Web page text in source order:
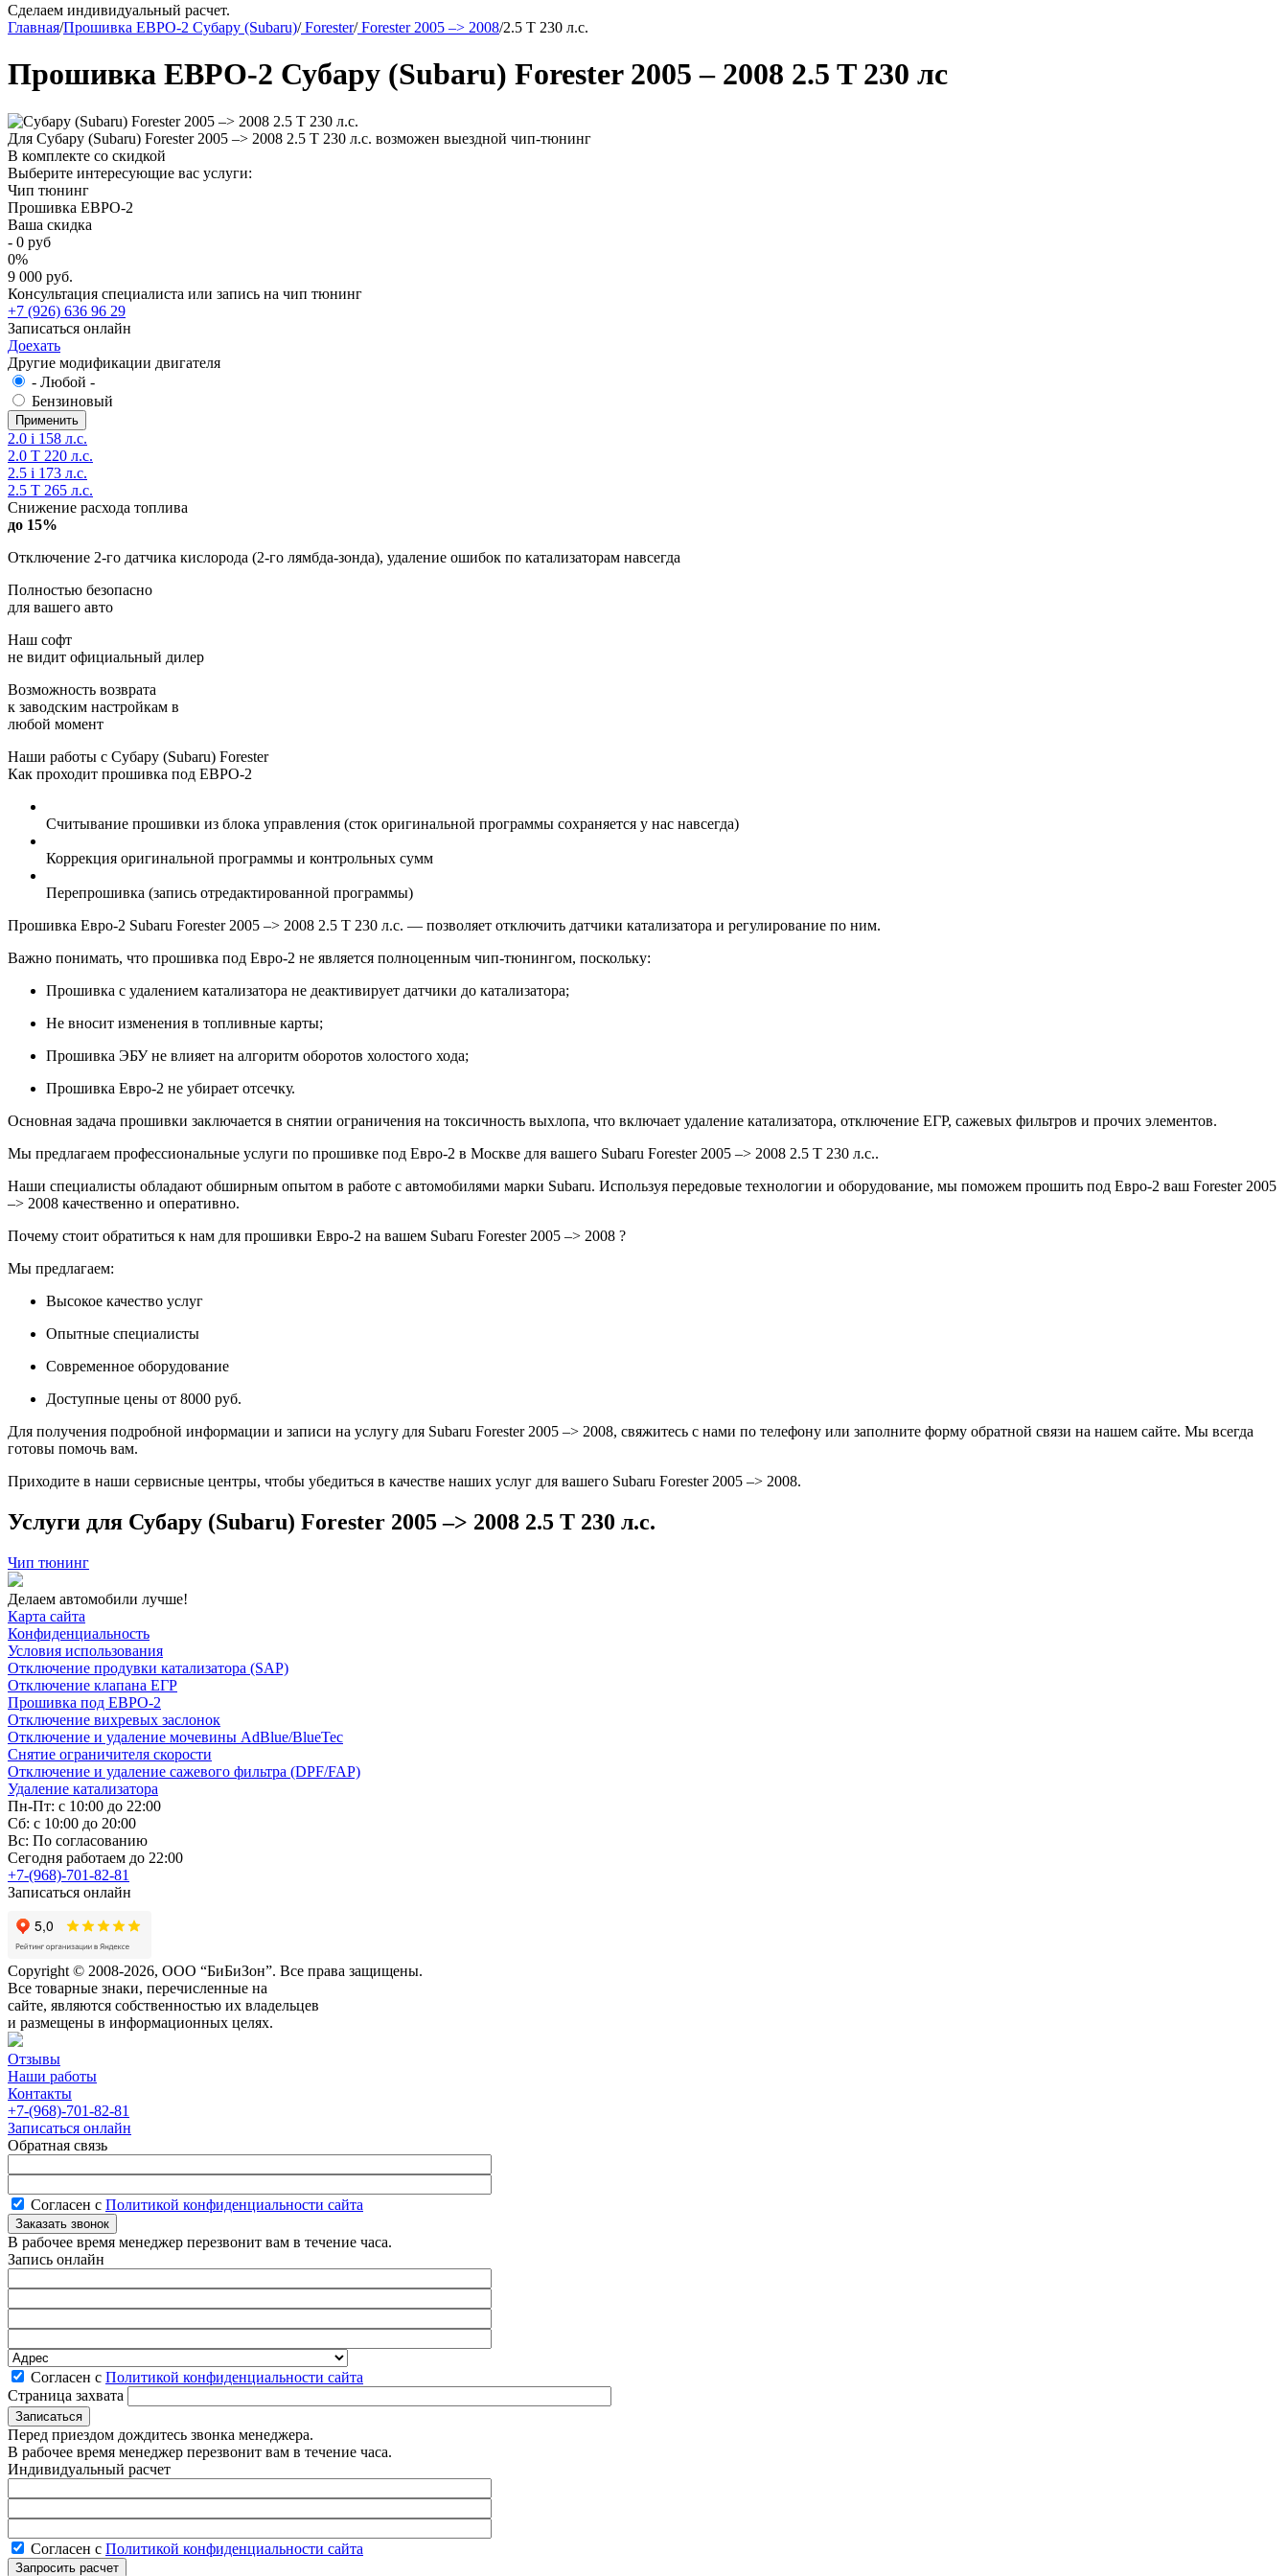
Сделаем индивидуальный расчет.
Главная/Прошивка ЕВРО-2 Субару (Subaru)/Forester/Forester 2005 –> 2008/2.5 T 230 л.с.
Прошивка ЕВРО-2 Субару (Subaru) Forester 2005 – 2008 2.5 T 230 лс
Для Субару (Subaru) Forester 2005 –> 2008 2.5 T 230 л.с. возможен выездной чип-тюнинг
В комплекте со скидкой
Выберите интересующие вас услуги:
Чип тюнинг
Прошивка ЕВРО-2
Ваша скидка
- 0 руб
0%
9 000 руб.
Консультация специалиста или запись на чип тюнинг
+7 (926) 636 96 29
Записаться онлайн
Доехать
Другие модификации двигателя
- Любой -
Бензиновый
2.0 i 158 л.с.
2.0 T 220 л.с.
2.5 i 173 л.с.
2.5 T 265 л.с.
Снижение расхода топлива
до 15%
Отключение 2-го датчика кислорода (2-го лямбда-зонда), удаление ошибок по катализаторам навсегда
Полностью безопасно
для вашего авто
Наш софт
не видит официальный дилер
Возможность возврата
к заводским настройкам в
любой момент
Наши работы с Субару (Subaru) Forester
Как проходит прошивка под ЕВРО-2
Считывание прошивки из блока управления (сток оригинальной программы сохраняется у нас навсегда)
Коррекция оригинальной программы и контрольных сумм
Перепрошивка (запись отредактированной программы)
Прошивка Евро-2 Subaru Forester 2005 –> 2008 2.5 T 230 л.с. — позволяет отключить датчики катализатора и регулирование по ним.
Важно понимать, что прошивка под Евро-2 не является полноценным чип-тюнингом, поскольку:
Прошивка с удалением катализатора не деактивирует датчики до катализатора;
Не вносит изменения в топливные карты;
Прошивка ЭБУ не влияет на алгоритм оборотов холостого хода;
Прошивка Евро-2 не убирает отсечку.
Основная задача прошивки заключается в снятии ограничения на токсичность выхлопа, что включает удаление катализатора, отключение ЕГР, сажевых фильтров и прочих элементов.
Мы предлагаем профессиональные услуги по прошивке под Евро-2 в Москве для вашего Subaru Forester 2005 –> 2008 2.5 T 230 л.с..
Наши специалисты обладают обширным опытом в работе с автомобилями марки Subaru. Используя передовые технологии и оборудование, мы поможем прошить под Евро-2 ваш Forester 2005
–> 2008 качественно и оперативно.
Почему стоит обратиться к нам для прошивки Евро-2 на вашем Subaru Forester 2005 –> 2008 ?
Мы предлагаем:
Высокое качество услуг
Опытные специалисты
Современное оборудование
Доступные цены от 8000 руб.
Для получения подробной информации и записи на услугу для Subaru Forester 2005 –> 2008, свяжитесь с нами по телефону или заполните форму обратной связи на нашем сайте. Мы всегда
готовы помочь вам.
Приходите в наши сервисные центры, чтобы убедиться в качестве наших услуг для вашего Subaru Forester 2005 –> 2008.
Услуги для Субару (Subaru) Forester 2005 –> 2008 2.5 T 230 л.с.
Чип тюнинг
Делаем автомобили лучше!
Карта сайта
Конфиденциальность
Условия использования
Отключение продувки катализатора (SAP)
Отключение клапана ЕГР
Прошивка под ЕВРО-2
Отключение вихревых заслонок
Отключение и удаление мочевины AdBlue/BlueTec
Снятие ограничителя скорости
Отключение и удаление сажевого фильтра (DPF/FAP)
Удаление катализатора
Пн-Пт: с 10:00 до 22:00
Сб: с 10:00 до 20:00
Вс: По согласованию
Сегодня работаем до 22:00
+7-(968)-701-82-81
Записаться онлайн
Copyright © 2008-2026, ООО “БиБиЗон”. Все права защищены.
Все товарные знаки, перечисленные на
сайте, являются собственностью их владельцев
и размещены в информационных целях.
Отзывы
Наши работы
Контакты
+7-(968)-701-82-81
Записаться онлайн
Обратная связь
Согласен с Политикой конфиденциальности сайта
В рабочее время менеджер перезвонит вам в течение часа.
Запись онлайн
Согласен с Политикой конфиденциальности сайта
Страница захвата
Перед приездом дождитесь звонка менеджера.
В рабочее время менеджер перезвонит вам в течение часа.
Индивидуальный расчет
Согласен с Политикой конфиденциальности сайта